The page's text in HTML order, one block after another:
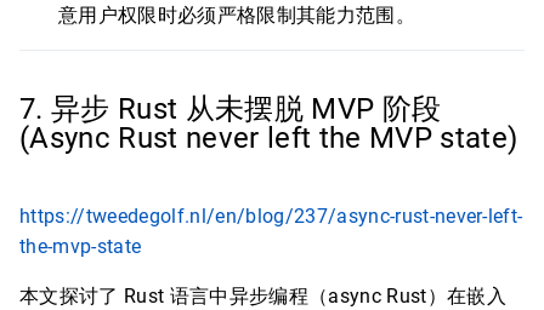
意用户权限时必须严格限制其能力范围。
7. 异步 Rust 从未摆脱 MVP 阶段
(Async Rust never left the MVP state)
https://tweedegolf.nl/en/blog/237/async-rust-never-left-
the-mvp-state
本文探讨了 Rust 语言中异步编程（async Rust）在嵌入